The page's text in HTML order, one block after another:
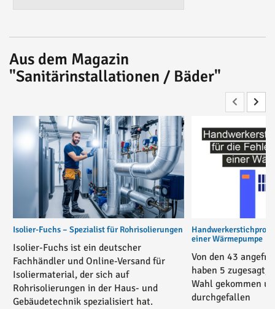
Aus dem Magazin
"Sanitärinstallationen / Bäder"
Isolier-Fuchs – Spezialist für Rohrisolierungen
Isolier-Fuchs ist ein deutscher
Fachhändler und Online-Versand für
Isoliermaterial, der sich auf
Rohrisolierungen in der Haus- und
Gebäudetechnik spezialisiert hat.
einer Wärmepumpe
Von den 43
haben 5 zugesagt,
Wahl gekommen
durchgefallen